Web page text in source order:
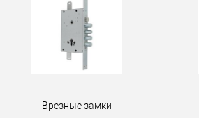
Врезные замки